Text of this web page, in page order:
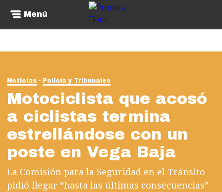
Menú
Noticias Policía y Tribunales
Motociclista que acosó
a ciclistas termina
estrellándose con un
poste en Vega Baja
La Comisión para la Seguridad en el Tránsito
pidió llegar “hasta las últimas consecuencias”